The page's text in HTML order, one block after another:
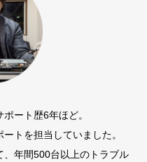
ート歴6年ほど。
トを担当していました。
年間500台以上のトラブル